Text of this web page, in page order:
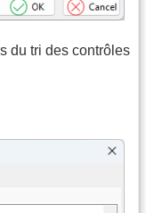
du tri des contrôles